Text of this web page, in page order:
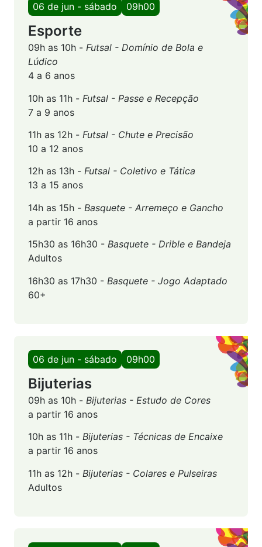
06 de jun - sábado 09h00
Esporte
09h as 10h - Futsal - Domínio de Bola e
Lúdico
4 a 6 anos
10h as 11h - Futsal - Passe e Recepção
7 a 9 anos
11h as 12h - Futsal - Chute e Precisão
10 a 12 anos
12h as 13h - Futsal - Coletivo e Tática
13 a 15 anos
14h as 15h - Basquete - Arremeço e Gancho
a partir 16 anos
15h30 as 16h30 - Basquete - Drible e Bandeja
Adultos
16h30 as 17h30 - Basquete - Jogo Adaptado
60+
06 de jun - sábado 09h00
Bijuterias
09h as 10h - Bijuterias - Estudo de Cores
a partir 16 anos
10h as 11h - Bijuterias - Técnicas de Encaixe
a partir 16 anos
11h as 12h - Bijuterias - Colares e Pulseiras
Adultos